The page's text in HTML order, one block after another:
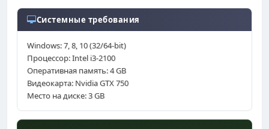
Системные требования
Windows: 7, 8, 10 (32/64-bit)
Процессор: Intel i3-2100
Оперативная память: 4 GB
Видеокарта: Nvidia GTX 750
Место на диске: 3 GB